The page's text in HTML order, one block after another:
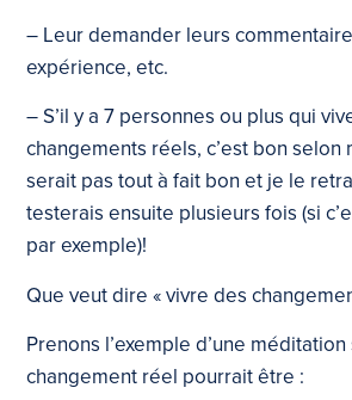
– Leur demander leurs
expérience, etc.
– S’il y a 7 personnes ou plus qui
changements réels, c’est bon selon
serait pas tout à fait bon et je le
testerais ensuite plusieurs fois (si
par exemple)!
Que veut dire « vivre des
Prenons l’exemple d’une méditation
changement réel pourrait être :